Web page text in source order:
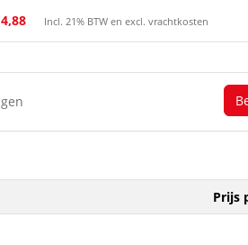
Incl. 21% BTW en excl. vrachtkosten
Prijs